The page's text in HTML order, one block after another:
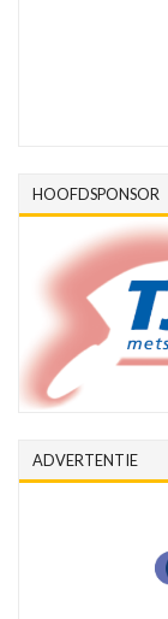
HOOFDSPONSOR
ADVERTENTIE